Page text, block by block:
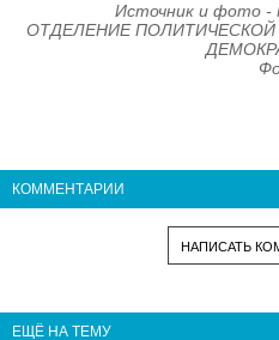
Источник и фото
ОТДЕЛЕНИЕ
КОММЕНТАРИИ
НАПИСАТЬ
ЕЩЁ НА ТЕМУ